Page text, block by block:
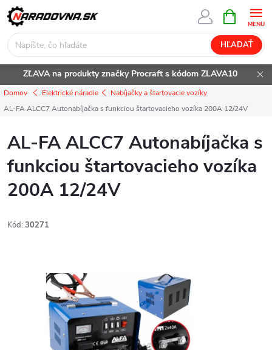
Prejsť
na
obsah
HĽADAŤ
KOŠÍK
ZĽAVA na produkty značky Procraft s kódom ZLAVA10
Domov Elektrické náradie
Nabíjačky a štartovacie vozíky
AL-FA ALCC7 Autonabíjačka s funkciou štartovacieho vozíka 200A 12/24V
AL-FA ALCC7 Autonabíjačka s
funkciou štartovacieho vozíka
200A 12/24V
Kód: 30271